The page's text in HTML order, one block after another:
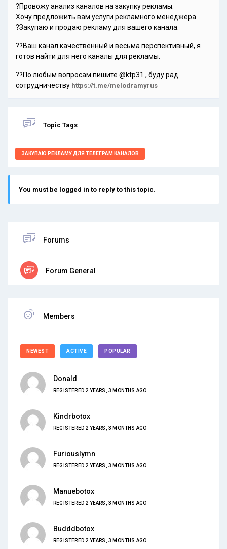
?Провожу анализ каналов на закупку рекламы.
Хочу предложить вам услуги рекламного менеджера.
?Закупаю и продаю рекламу для вашего канала.
??Ваш канал качественный и весьма перспективный, я
готов найти для него каналы для рекламы.
??По любым вопросам пишите @ktp31 , буду рад
сотрудничеству https://t.me/melodramyrus
Topic Tags
ЗАКУПАЮ РЕКЛАМУ ДЛЯ ТЕЛЕГРАМ КАНАЛОВ
You must be logged in to reply to this topic.
Forums
Forum General
Members
NEWEST ACTIVE POPULAR
Donald
REGISTERED 2 YEARS, 3 MONTHS AGO
Kindrbotox
REGISTERED 2 YEARS, 3 MONTHS AGO
Furiouslymn
REGISTERED 2 YEARS, 3 MONTHS AGO
Manuebotox
REGISTERED 2 YEARS, 3 MONTHS AGO
Budddbotox
REGISTERED 2 YEARS, 3 MONTHS AGO